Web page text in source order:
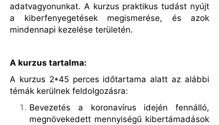
adatvagyonunkat. A kurzus praktikus tudást nyújt
a kiberfenyegetések megismerése, és azok
mindennapi kezelése területén.
A kurzus tartalma:
A kurzus 2*45 perces időtartama alatt az alábbi
témák kerülnek feldolgozásra:
Bevezetés a koronavírus idején fennálló,
megnövekedett mennyiségű kibertámadások